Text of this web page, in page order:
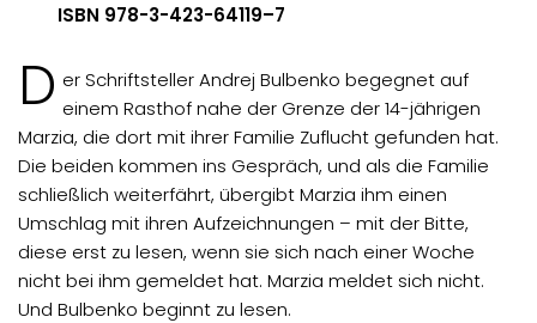
ISBN 978-3-423-64119–7
D er Schriftsteller Andrej Bulbenko begegnet auf
einem Rasthof nahe der Grenze der 14-jährigen
Marzia, die dort mit ihrer Familie Zuflucht gefunden hat.
Die beiden kommen ins Gespräch, und als die Familie
schließlich weiterfährt, übergibt Marzia ihm einen
Umschlag mit ihren Aufzeichnungen – mit der Bitte,
diese erst zu lesen, wenn sie sich nach einer Woche
nicht bei ihm gemeldet hat. Marzia meldet sich nicht.
Und Bulbenko beginnt zu lesen.